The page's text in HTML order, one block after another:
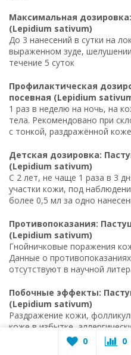
Максимальная
(Lepidium sativum)
До 3 нанесений в сутки на
выраженном зуде,
течение 5 суток
Профилактическая
посевная (Lepidium
1 раз в неделю на ночь, на
тела. Рекомендовано при
с тонкой, раздражённой
Детская дозировка:
(Lepidium sativum)
С 2 лет, не чаще 1 раза в 3
участки кожи, под
более 0,5 мл за одно
Противопоказания:
(Lepidium sativum)
Гнойничковые поражения
Данные о
отсутствуют в научной
Побочные эффекты:
(Lepidium sativum)
Раздражение кожи,
коже в избытке,
Корректировка по массе
0 0